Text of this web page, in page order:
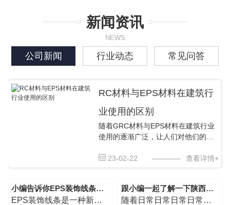
新闻资讯
NEWS
公司新闻 行业动态 常见问答
RC材料与EPS材料在建筑行
业使用的区别
随着GRC材料与EPS材料在建筑行业
使用的逐渐广泛，让人们对他们的熟
呢？材质区别：GRC装饰构件主要以
英...
23-02-22 ———— 查看详情+
小编告诉你EPS装饰线条需要注意哪些事项？
EPS装饰线条是一种新型的外墙装饰线，是由高阻燃B1级防火的聚苯板为主体，粘贴耐碱玻璃纤维网格布，加以特殊的界面砂粘结复合而成的环保节能..装饰建材产品。EPS装饰线条作为一种新型环保建材产品，它的施...
跟小编一起了解一下陕西EPS装饰线条吧
随着日常日常日常日常日常生活水平的提高，对住宅的新房装修预期效果要求也越来越高，设计装饰线框在装修时能起到画龙点睛的作用，深受设计师和消费者的喜欢。陕西EPS装饰线条不仅别具一格，而且它解决的了EPS文化传承等传统墙面装饰方案设计预制件构件预制构件预制件预制构件在墙面安装后会不可避免地发生的冷、形变情况等众多难题，且不...